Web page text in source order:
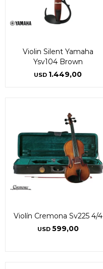
Violin Silent Yamaha
Ysv104 Brown
USD 1.449,00
Violín Cremona Sv225 4/4
USD 599,00